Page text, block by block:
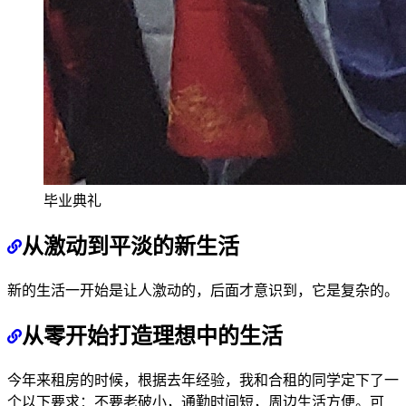
毕业典礼
从激动到平淡的新生活
新的生活一开始是让人激动的，后面才意识到，它是复杂的。
从零开始打造理想中的生活
今年来租房的时候，根据去年经验，我和合租的同学定下了一
个以下要求：不要老破小，通勤时间短，周边生活方便。可